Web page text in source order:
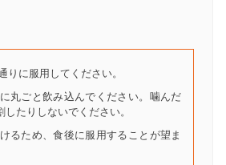
りに服用してください。
丸ごと飲み込んでください。噛んだ
たりしないでください。
るため、食後に服用することが望ま